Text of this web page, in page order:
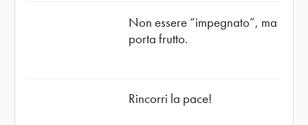
Non essere “impegnato”, ma
porta frutto.
Rincorri la pace!